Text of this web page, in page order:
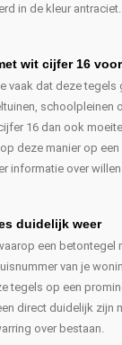
in de kleur
wit cijfer 16
vaak dat deze
schoolpleinen
16 dan ook
deze manier op
informatie over
duidelijk weer
een
van je
tegels op een
direct duidelijk zijn
over bestaan.